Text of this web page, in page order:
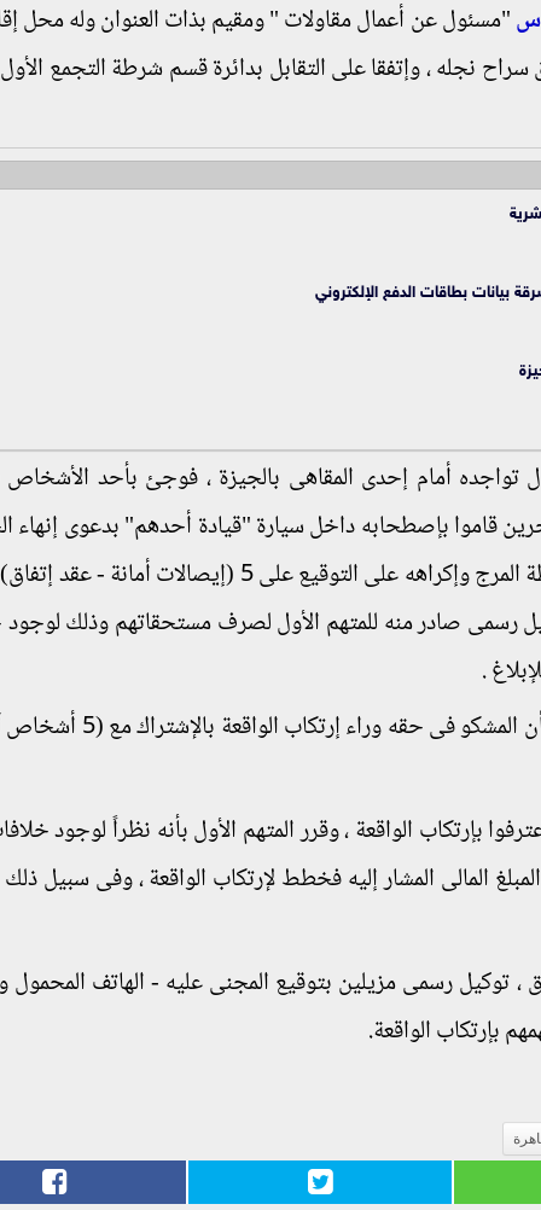
"مسئول عن أعمال مقاولات " ومقيم بذات العنوان وله محل
نجله ، وإتفقا على التقابل بدائرة قسم شرطة التجمع
بطاقات الدفع الإلكتروني
تواجده أمام إحدى المقاهى بالجيزة ، فوجئ بأحد
قاموا بإصطحابه داخل سيارة "قيادة أحدهم" بدعوى إنهاء
المالية بينهما وإحتجازه بشقة كائنة بدائرة قسم شرطة المرج وإكراهه على التوقيع على 5
رسمى صادر منه للمتهم الأول لصرف مستحقاتهم وذلك
.
ومن خلال إجراء التحريات وجمع المعلومات تبين أن
بإرتكاب الواقعة ، وقرر المتهم الأول بأنه نظراً لوجود
المالى المشار إليه فخطط لإرتكاب الواقعة ، وفى سبيل
، عقد إتفاق ، توكيل رسمى مزيلين بتوقيع المجنى عليه - الهاتف المحمول
بإرتكاب الواقعة.